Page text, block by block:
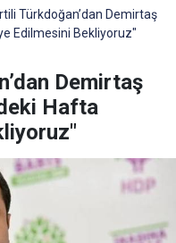
Türkdoğan’dan Demirtaş
Edilmesini Bekliyoruz"
Demirtaş
Hafta